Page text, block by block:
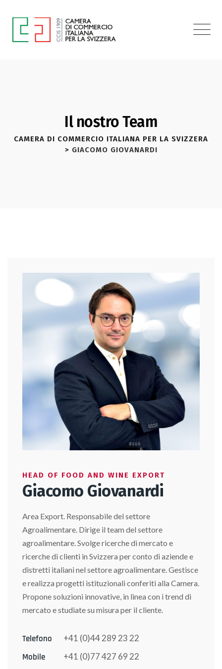
Il nostro Team
CAMERA DI COMMERCIO ITALIANA PER LA SVIZZERA
> GIACOMO GIOVANARDI
HEAD OF FOOD AND WINE EXPORT
Giacomo Giovanardi
Area Export. Responsabile del settore
Agroalimentare. Dirige il team del settore
agroalimentare. Svolge ricerche di mercato e
ricerche di clienti in Svizzera per conto di aziende e
distretti italiani nel settore agroalimentare. Gestisce
e realizza progetti istituzionali conferiti alla Camera.
Propone soluzioni innovative, in linea con i trend di
mercato e studiate su misura per il cliente.
Telefono +41 (0)44 289 23 22
Mobile +41 (0)77 427 69 22